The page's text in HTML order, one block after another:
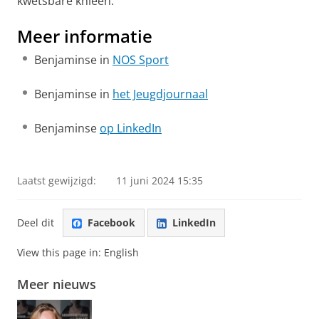
Meer informatie
Benjaminse in NOS Sport
Benjaminse in het Jeugdjournaal
Benjaminse op LinkedIn
Laatst gewijzigd: 11 juni 2024 15:35
Deel dit Facebook LinkedIn
View this page in: English
Meer nieuws